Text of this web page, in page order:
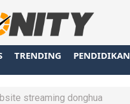
TRENDING PENDIDIKAN
streaming donghua